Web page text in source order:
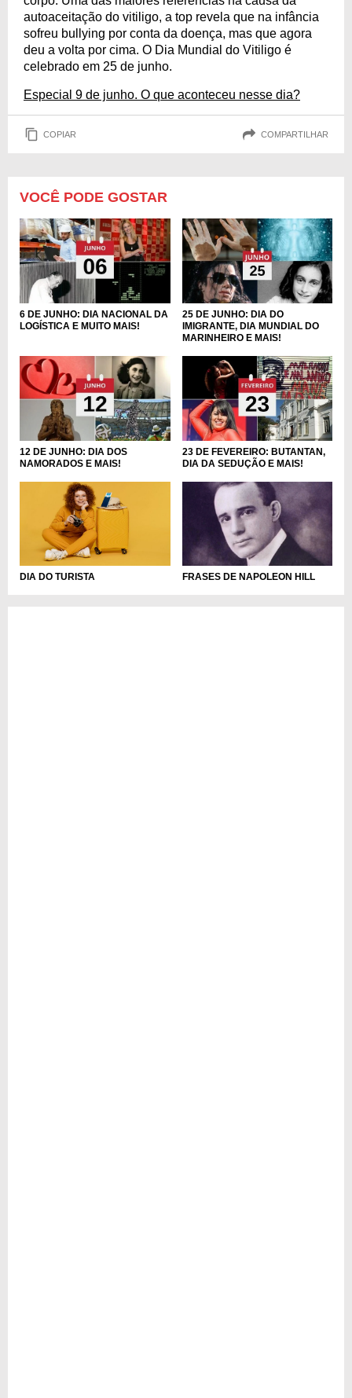
autoaceitação do vitiligo, a top revela que na infância
sofreu bullying por conta da doença, mas que agora
deu a volta por cima. O Dia Mundial do Vitiligo é
celebrado em 25 de junho.
Especial 9 de junho. O que aconteceu nesse dia?
COPIAR COMPARTILHAR
VOCÊ PODE GOSTAR
6 DE JUNHO: DIA NACIONAL DA
LOGÍSTICA E MUITO MAIS!
25 DE JUNHO: DIA DO
IMIGRANTE, DIA MUNDIAL DO
MARINHEIRO E MAIS!
12 DE JUNHO: DIA DOS
NAMORADOS E MAIS!
23 DE FEVEREIRO: BUTANTAN,
DIA DA SEDUÇÃO E MAIS!
DIA DO TURISTA FRASES DE NAPOLEON HILL